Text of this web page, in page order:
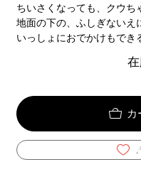
ちいさくなっても、クウち
地面の下の、ふしぎないえ
いっしょにおでかけもでき
カ